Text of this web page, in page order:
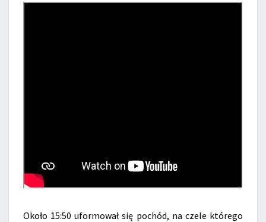
Około 15:50 uformował się pochód, na czele którego